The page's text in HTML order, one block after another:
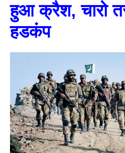
हुआ क्रैश, चारो
हडकंप